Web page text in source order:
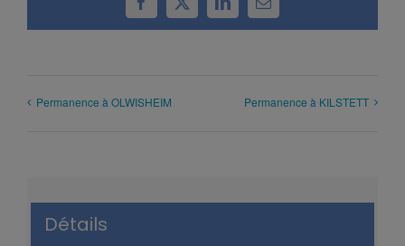
Facebook
X LinkedInEmail
Permanence à OLWISHEIM Permanence à KILSTETT
Détails